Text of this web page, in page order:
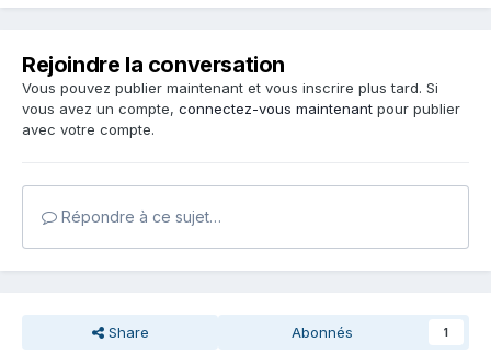
Rejoindre la conversation
Vous pouvez publier maintenant et vous inscrire plus tard. Si
vous avez un compte, connectez-vous maintenant pour publier
avec votre compte.
Répondre à ce sujet…
Share Abonnés 1